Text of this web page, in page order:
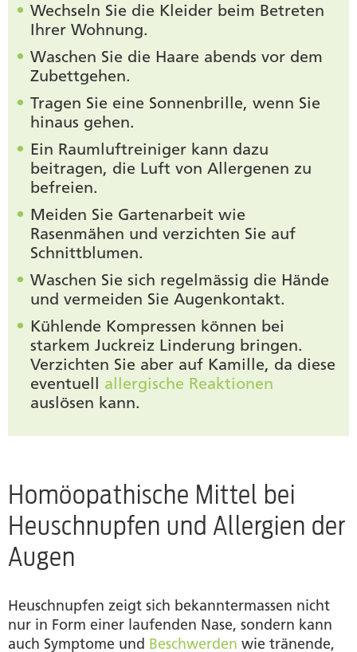
Wechseln Sie die Kleider beim Betreten
Ihrer Wohnung.
Waschen Sie die Haare abends vor dem
Zubettgehen.
Tragen Sie eine Sonnenbrille, wenn Sie
hinaus gehen.
Ein Raumluftreiniger kann dazu
beitragen, die Luft von Allergenen zu
befreien.
Meiden Sie Gartenarbeit wie
Rasenmähen und verzichten Sie auf
Schnittblumen.
Waschen Sie sich regelmässig die Hände
und vermeiden Sie Augenkontakt.
Kühlende Kompressen können bei
starkem Juckreiz Linderung bringen.
Verzichten Sie aber auf Kamille, da diese
eventuell allergische Reaktionen
auslösen kann.
Homöopathische Mittel bei
Heuschnupfen und Allergien der
Augen
Heuschnupfen zeigt sich bekanntermassen nicht
nur in Form einer laufenden Nase, sondern kann
auch Symptome und Beschwerden wie tränende,